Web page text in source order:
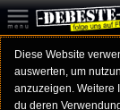
Diese Website
auswerten, um
anzuzeigen. Weitere
du deren